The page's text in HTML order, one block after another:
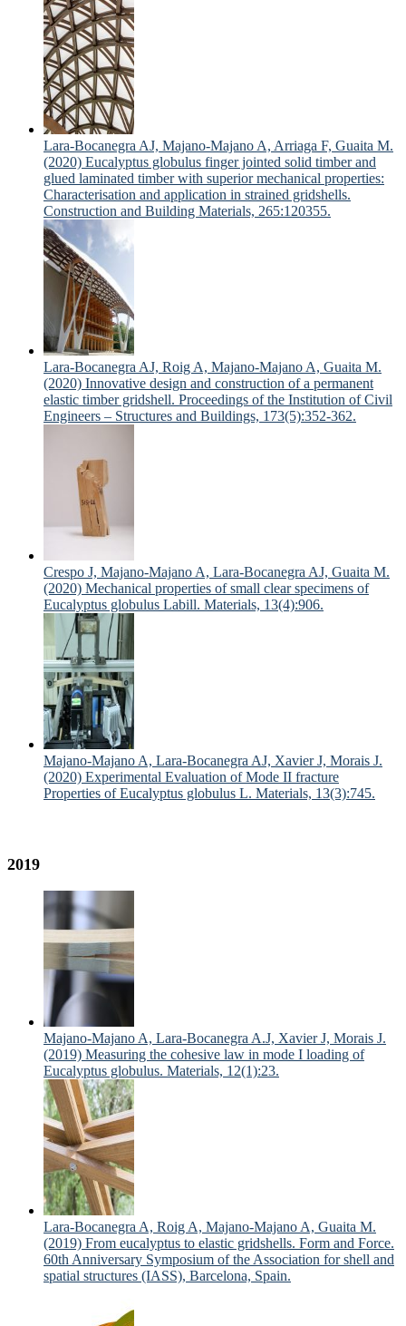
Lara-Bocanegra AJ, Majano-Majano A, Arriaga F, Guaita M.
(2020) Eucalyptus globulus finger jointed solid timber and
glued laminated timber with superior mechanical properties:
Characterisation and application in strained gridshells.
Construction and Building Materials, 265:120355.
Lara-Bocanegra AJ, Roig A, Majano-Majano A, Guaita M.
(2020) Innovative design and construction of a permanent
elastic timber gridshell. Proceedings of the Institution of Civil
Engineers – Structures and Buildings, 173(5):352-362.
Crespo J, Majano-Majano A, Lara-Bocanegra AJ, Guaita M.
(2020) Mechanical properties of small clear specimens of
Eucalyptus globulus Labill. Materials, 13(4):906.
Majano-Majano A, Lara-Bocanegra AJ, Xavier J, Morais J.
(2020) Experimental Evaluation of Mode II fracture
Properties of Eucalyptus globulus L. Materials, 13(3):745.
2019
Majano-Majano A, Lara-Bocanegra A.J, Xavier J, Morais J.
(2019) Measuring the cohesive law in mode I loading of
Eucalyptus globulus. Materials, 12(1):23.
Lara-Bocanegra A, Roig A, Majano-Majano A, Guaita M.
(2019) From eucalyptus to elastic gridshells. Form and Force.
60th Anniversary Symposium of the Association for shell and
spatial structures (IASS), Barcelona, Spain.